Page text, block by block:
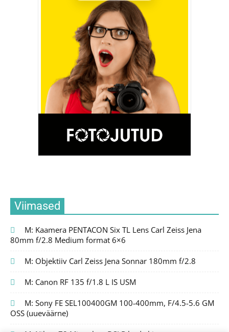
Viimased
M: Kaamera PENTACON Six TL Lens Carl Zeiss Jena
80mm f/2.8 Medium format 6×6
M: Objektiiv Carl Zeiss Jena Sonnar 180mm f/2.8
M: Canon RF 135 f/1.8 L IS USM
M: Sony FE SEL100400GM 100-400mm, F/4.5-5.6 GM
OSS (uueväärne)